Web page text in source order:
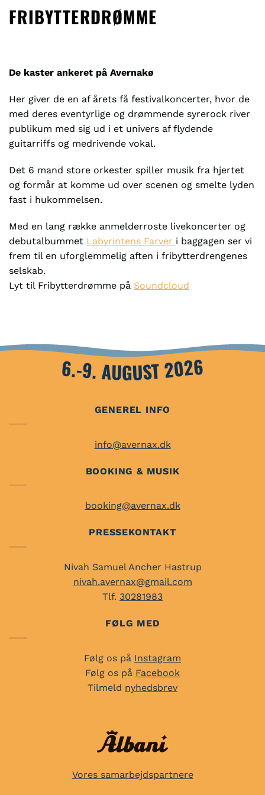
FRIBYTTERDRØMME
De kaster ankeret på Avernakø
Her giver de en af årets få festivalkoncerter, hvor de
med deres eventyrlige og drømmende syrerock river
publikum med sig ud i et univers af flydende
guitarriffs og medrivende vokal.
Det 6 mand store orkester spiller musik fra hjertet
og formår at komme ud over scenen og smelte lyden
fast i hukommelsen.
Med en lang række anmelderroste livekoncerter og
debutalbummet Labyrintens Farver i baggagen ser vi
frem til en uforglemmelig aften i fribytterdrengenes
selskab.
Lyt til Fribytterdrømme på Soundcloud
6.-9. AUGUST 2026
GENEREL INFO
info@avernax.dk
BOOKING & MUSIK
booking@avernax.dk
PRESSEKONTAKT
Nivah Samuel Ancher Hastrup
nivah.avernax@gmail.com
Tlf. 30281983
FØLG MED
Følg os på Instagram
Følg os på Facebook
Tilmeld nyhedsbrev
Vores samarbejdspartnere